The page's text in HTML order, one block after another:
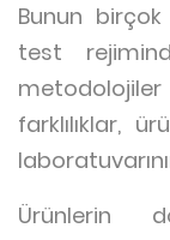
Bunun
test
farklılıklar,
Ürünlerin